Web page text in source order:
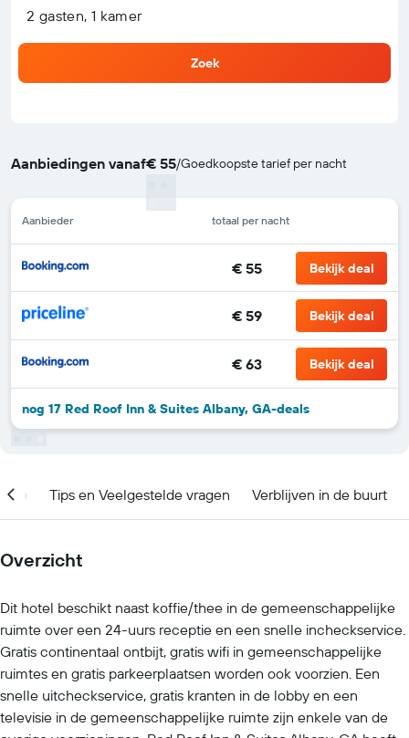
2 gasten, 1 kamer
Zoek
Aanbiedingen vanaf€ 55/Goedkoopste tarief per nacht
Aanbieder totaal per nacht
€ 55 Bekijk deal
€ 59 Bekijk deal
€ 63 Bekijk deal
nog 17 Red Roof Inn & Suites Albany, GA-deals
Tips en Veelgestelde vragen Verblijven in de buurt
Overzicht
Dit hotel beschikt naast koffie/thee in de gemeenschappelijke
ruimte over een 24-uurs receptie en een snelle incheckservice.
Gratis continentaal ontbijt, gratis wifi in gemeenschappelijke
ruimtes en gratis parkeerplaatsen worden ook voorzien. Een
snelle uitcheckservice, gratis kranten in de lobby en een
televisie in de gemeenschappelijke ruimte zijn enkele van de